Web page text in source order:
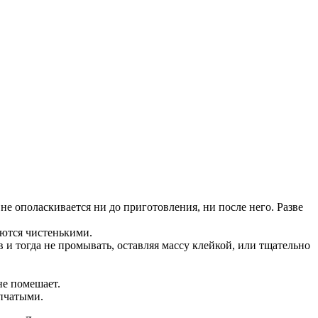
ни до приготовления, ни после него. Разве
чистенькими.
тогда не промывать, оставляя массу клейкой, или тщательно
помешает.